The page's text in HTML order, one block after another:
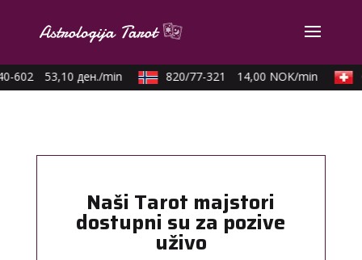
602 53,10 ден./min 820/77-321 14,00 NOK/min
Naši Tarot majstori
dostupni su za pozive
uživo